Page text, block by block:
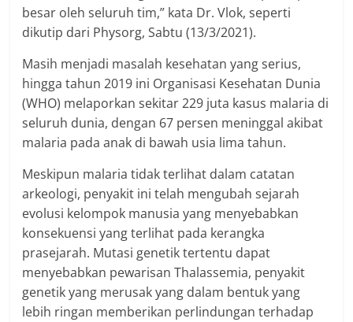
besar oleh seluruh tim,” kata Dr. Vlok, seperti
dikutip dari Physorg, Sabtu (13/3/2021).
Masih menjadi masalah kesehatan yang serius,
hingga tahun 2019 ini Organisasi Kesehatan Dunia
(WHO) melaporkan sekitar 229 juta kasus malaria di
seluruh dunia, dengan 67 persen meninggal akibat
malaria pada anak di bawah usia lima tahun.
Meskipun malaria tidak terlihat dalam catatan
arkeologi, penyakit ini telah mengubah sejarah
evolusi kelompok manusia yang menyebabkan
konsekuensi yang terlihat pada kerangka
prasejarah. Mutasi genetik tertentu dapat
menyebabkan pewarisan Thalassemia, penyakit
genetik yang merusak yang dalam bentuk yang
lebih ringan memberikan perlindungan terhadap